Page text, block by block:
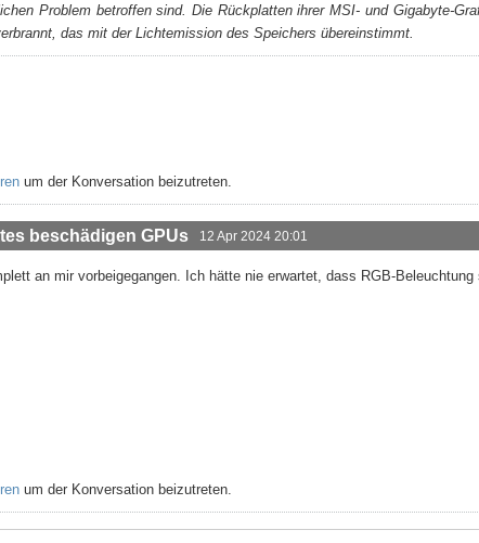
Problem betroffen sind. Die Rückplatten ihrer MSI- und Gigabyte-
das mit der Lichtemission des Speichers übereinstimmt.
um der Konversation beizutreten.
beschädigen GPUs 12 Apr 2024 20:01
an mir vorbeigegangen. Ich hätte nie erwartet, dass RGB-Beleuchtung
um der Konversation beizutreten.